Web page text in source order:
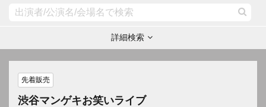
詳細検索
先着販売
渋谷マンゲキお笑いライブ